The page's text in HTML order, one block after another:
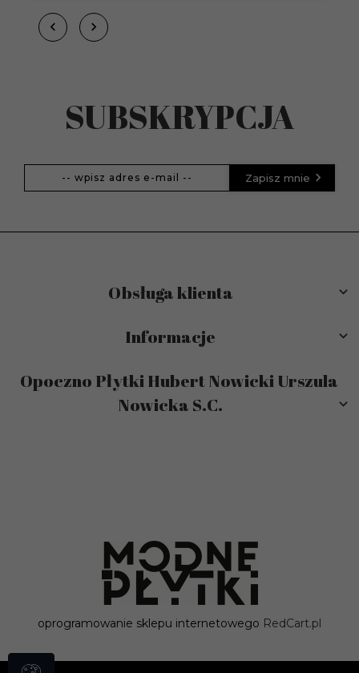
SUBSKRYPCJA
Zapisz mnie
Obsługa klienta
Informacje
Opoczno Płytki Hubert Nowicki Urszula
Nowicka S.C.
oprogramowanie sklepu internetowego RedCart.pl